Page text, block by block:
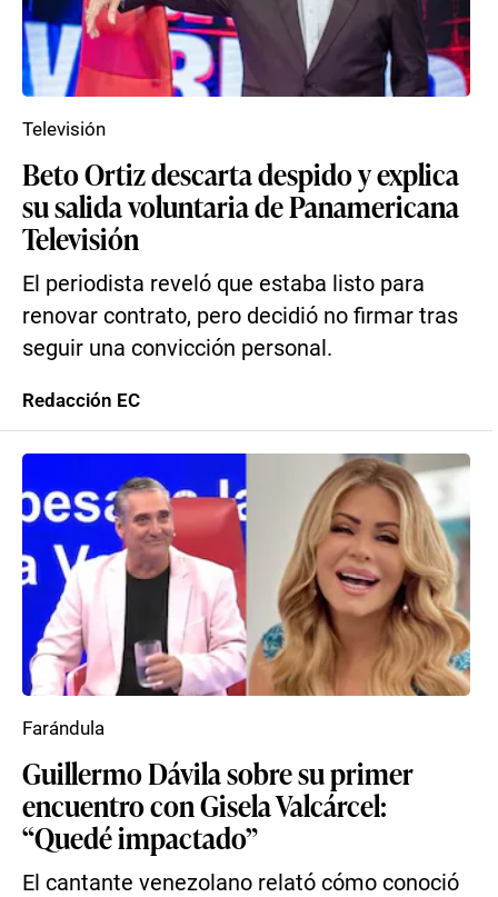
Beto Ortiz descarta despido y explica
su salida voluntaria de Panamericana
Televisión
El periodista reveló que estaba listo para
renovar contrato, pero decidió no firmar tras
seguir una convicción personal.
Televisión
Redacción EC
Guillermo Dávila sobre su primer
encuentro con Gisela Valcárcel:
“Quedé impactado”
El cantante venezolano relató cómo conoció
Farándula